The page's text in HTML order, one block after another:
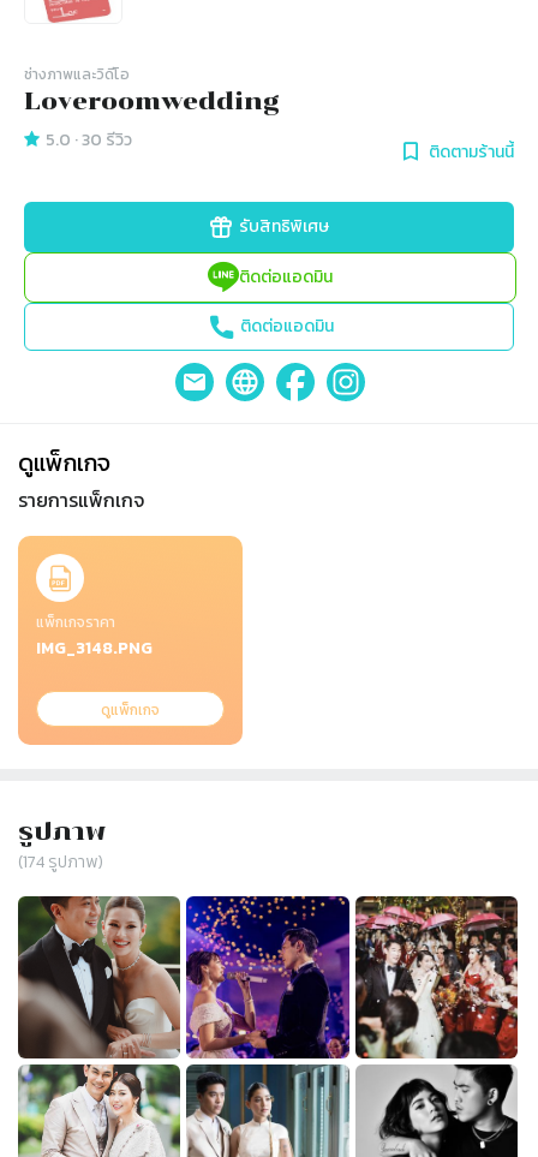
ช่างภาพและวิดีโอ
Loveroomwedding
5.0 ·30 รีวิว ติดตามร้านนี้
รับสิทธิพิเศษ
ติดต่อแอดมิน
ติดต่อแอดมิน
ดูแพ็กเกจ
รายการแพ็กเกจ
Slide 1 of 1
แพ็กเกจราคา
IMG_3148.PNG
ดูแพ็กเกจ
รูปภาพ
(174รูปภาพ)